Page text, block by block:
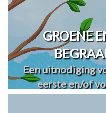
GROENE
Een uitnodiging
eerste en/of